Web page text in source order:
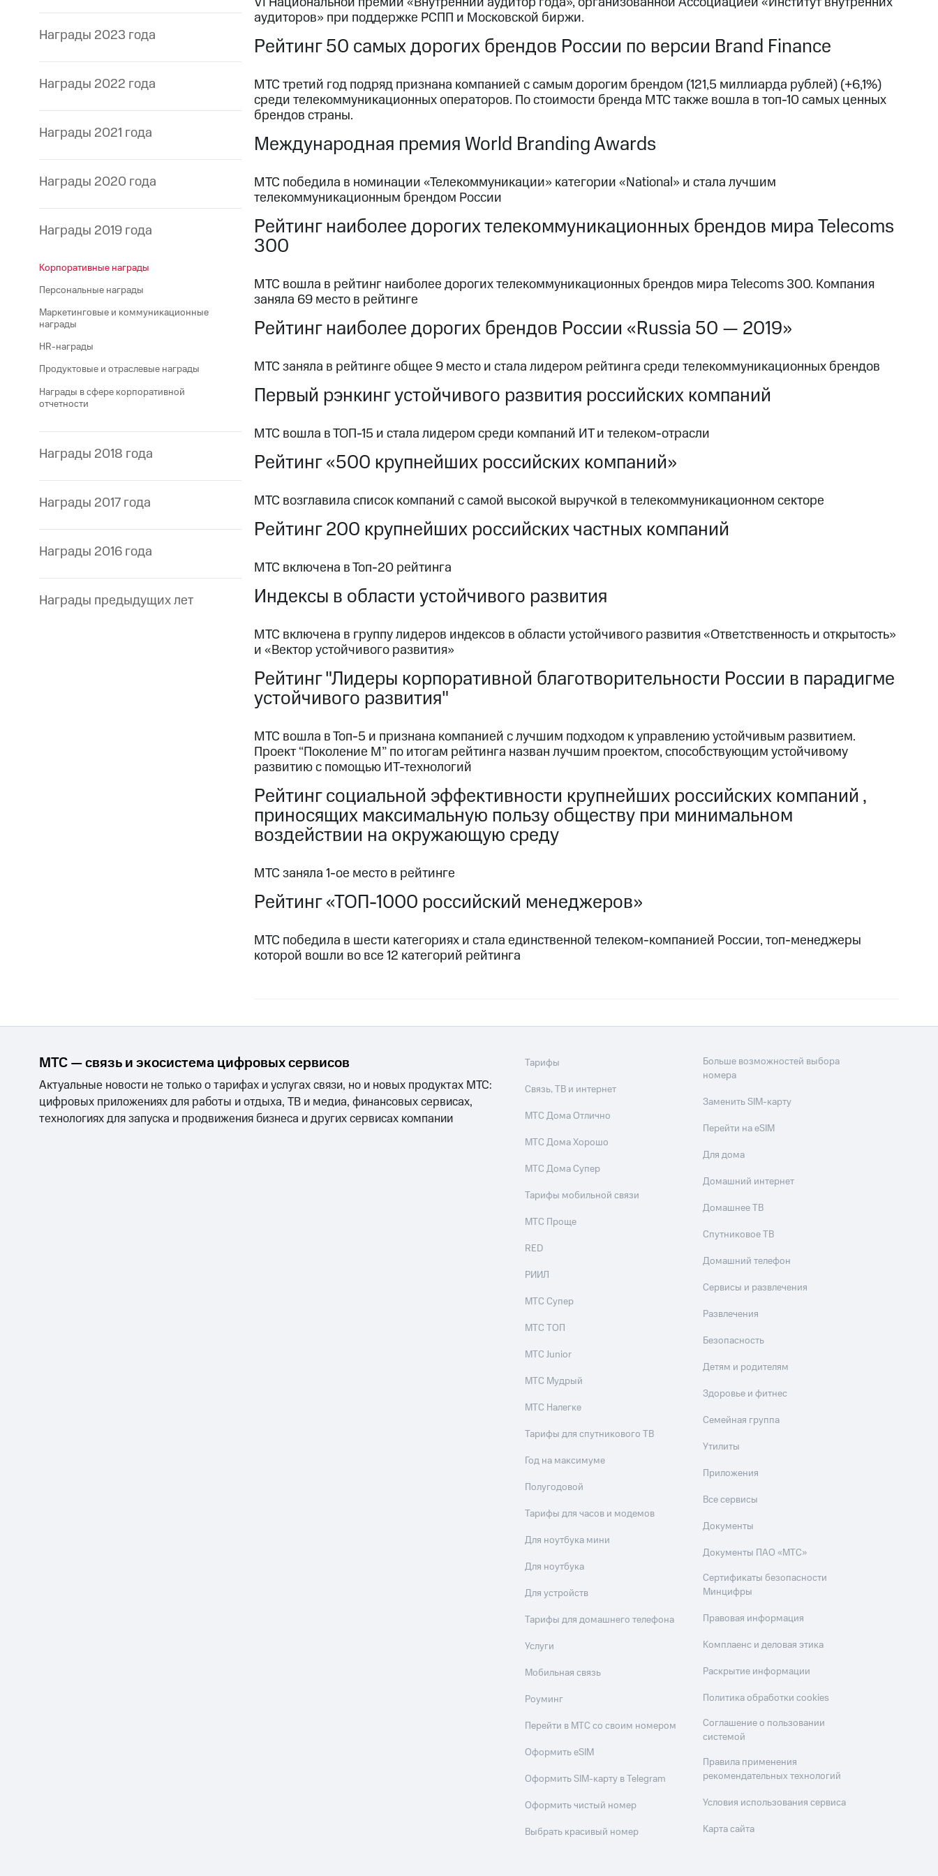
Награды 2023 года
Награды 2022 года
Награды 2021 года
Награды 2020 года
Награды 2019 года
Корпоративные награды
Персональные награды
Маркетинговые и коммуникационные
награды
HR-награды
Продуктовые и отраслевые награды
Награды в сфере корпоративной
отчетности
Награды 2018 года
Награды 2017 года
Награды 2016 года
Награды предыдущих лет
аудиторов» при поддержке РСПП и Московской биржи.
Рейтинг 50 самых дорогих брендов России по версии Brand Finance
МТС третий год подряд признана компанией с самым дорогим брендом (121,5 миллиарда рублей) (+6,1%)
среди телекоммуникационных операторов. По стоимости бренда МТС также вошла в топ-10 самых ценных
брендов страны.
Международная премия World Branding Awards
МТС победила в номинации «Телекоммуникации» категории «National» и стала лучшим
телекоммуникационным брендом России
Рейтинг наиболее дорогих телекоммуникационных брендов мира Telecoms
300
МТС вошла в рейтинг наиболее дорогих телекоммуникационных брендов мира Telecoms 300. Компания
заняла 69 место в рейтинге
Рейтинг наиболее дорогих брендов России «Russia 50 — 2019»
МТС заняла в рейтинге общее 9 место и стала лидером рейтинга среди телекоммуникационных брендов
Первый рэнкинг устойчивого развития российских компаний
МТС вошла в ТОП-15 и стала лидером среди компаний ИТ и телеком-отрасли
Рейтинг «500 крупнейших российских компаний»
МТС возглавила список компаний с самой высокой выручкой в телекоммуникационном секторе
Рейтинг 200 крупнейших российских частных компаний
МТС включена в Топ-20 рейтинга
Индексы в области устойчивого развития
МТС включена в группу лидеров индексов в области устойчивого развития «Ответственность и открытость»
и «Вектор устойчивого развития»
Рейтинг "Лидеры корпоративной благотворительности России в парадигме
устойчивого развития"
МТС вошла в Топ-5 и признана компанией с лучшим подходом к управлению устойчивым развитием.
Проект “Поколение М” по итогам рейтинга назван лучшим проектом, способствующим устойчивому
развитию с помощью ИТ-технологий
Рейтинг социальной эффективности крупнейших российских компаний ,
приносящих максимальную пользу обществу при минимальном
воздействии на окружающую среду
МТС заняла 1-ое место в рейтинге
Рейтинг «ТОП-1000 российский менеджеров»
МТС победила в шести категориях и стала единственной телеком-компанией России, топ-менеджеры
которой вошли во все 12 категорий рейтинга
МТС — связь и экосистема цифровых сервисов
Актуальные новости не только о тарифах и услугах связи, но и новых продуктах МТС:
цифровых приложениях для работы и отдыха, ТВ и медиа, финансовых сервисах,
технологиях для запуска и продвижения бизнеса и других сервисах компании
Тарифы
Связь, ТВ и интернет
МТС Дома Отлично
МТС Дома Хорошо
МТС Дома Супер
Тарифы мобильной связи
МТС Проще
RED
РИИЛ
МТС Супер
МТС ТОП
МТС Junior
МТС Мудрый
МТС Налегке
Тарифы для спутникового ТВ
Год на максимуме
Полугодовой
Тарифы для часов и модемов
Для ноутбука мини
Для ноутбука
Для устройств
Тарифы для домашнего телефона
Услуги
Мобильная связь
Роуминг
Перейти в МТС со своим номером
Оформить eSIM
Оформить SIM-карту в Telegram
Оформить чистый номер
Выбрать красивый номер
Больше возможностей выбора
номера
Заменить SIM-карту
Перейти на eSIM
Для дома
Домашний интернет
Домашнее ТВ
Спутниковое ТВ
Домашний телефон
Сервисы и развлечения
Развлечения
Безопасность
Детям и родителям
Здоровье и фитнес
Семейная группа
Утилиты
Приложения
Все сервисы
Документы
Документы ПАО «МТС»
Сертификаты безопасности
Минцифры
Правовая информация
Комплаенс и деловая этика
Раскрытие информации
Политика обработки cookies
Соглашение о пользовании
системой
Правила применения
рекомендательных технологий
Условия использования сервиса
Карта сайта